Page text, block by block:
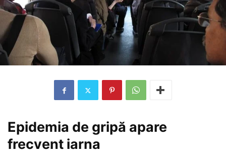
Epidemia de gripă apare
frecvent iarna